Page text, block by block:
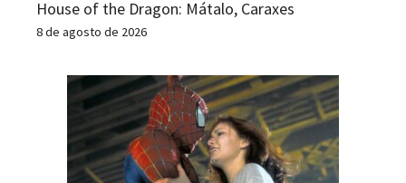
House of the Dragon: Mátalo, Caraxes
8 de agosto de 2026